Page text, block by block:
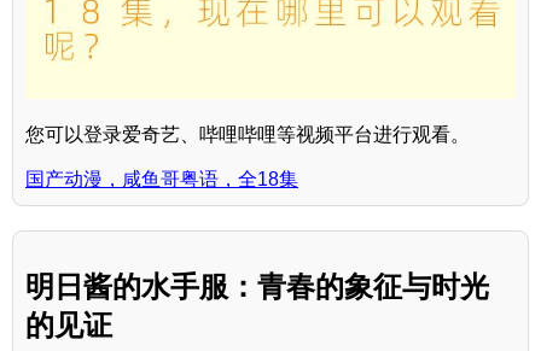
您可以登录爱奇艺、哔哩哔哩等视频平台进行观看。
国产动漫，咸鱼哥粤语，全18集
明日酱的水手服：青春的象征与时光
的见证